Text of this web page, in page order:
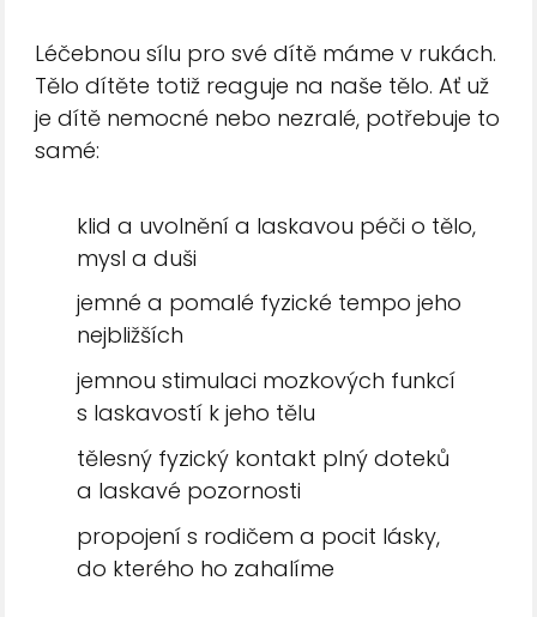
Léčebnou sílu pro své dítě máme v rukách.
Tělo dítěte totiž reaguje na naše tělo. Ať už
je dítě nemocné nebo nezralé, potřebuje to
samé:
klid a uvolnění a laskavou péči o tělo,
mysl a duši
jemné a pomalé fyzické tempo jeho
nejbližších
jemnou stimulaci mozkových funkcí
s laskavostí k jeho tělu
tělesný fyzický kontakt plný doteků
a laskavé pozornosti
propojení s rodičem a pocit lásky,
do kterého ho zahalíme